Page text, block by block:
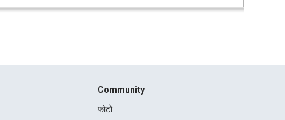
Community
फोटो